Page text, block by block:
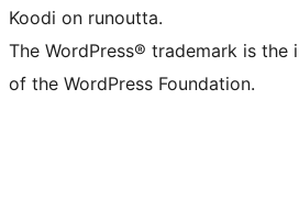
Koodi on runoutta.
The WordPress® trademark is
of the WordPress Foundation.